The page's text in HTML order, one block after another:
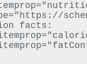
facts: